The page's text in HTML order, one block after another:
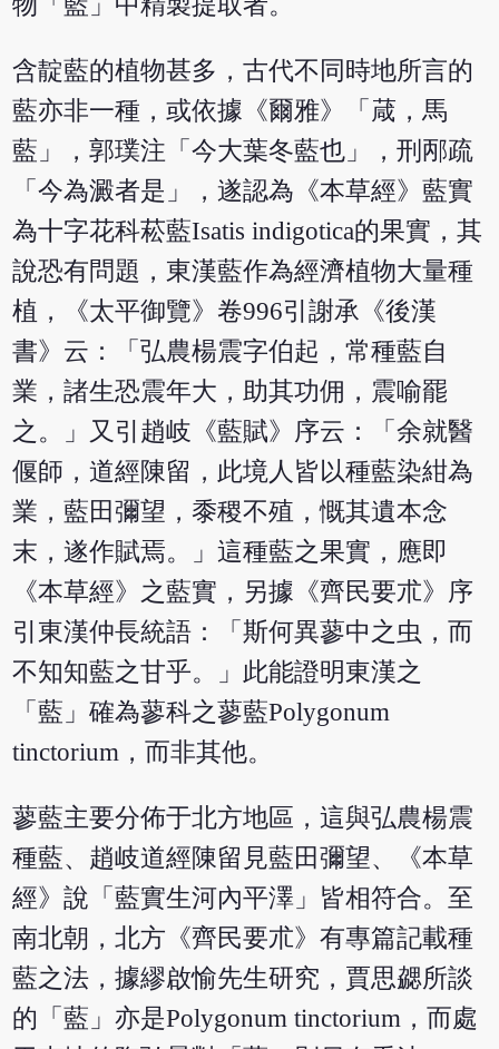
含靛藍的植物甚多，古代不同時地所言的
藍亦非一種，或依據《爾雅》「葴，馬
藍」，郭璞注「今大葉冬藍也」，刑邴疏
「今為澱者是」，遂認為《本草經》藍實
為十字花科菘藍Isatis indigotica的果實，其
說恐有問題，東漢藍作為經濟植物大量種
植，《太平御覽》卷996引謝承《後漢
書》云：「弘農楊震字伯起，常種藍自
業，諸生恐震年大，助其功佣，震喻罷
之。」又引趙岐《藍賦》序云：「余就醫
偃師，道經陳留，此境人皆以種藍染紺為
業，藍田彌望，黍稷不殖，慨其遺本念
末，遂作賦焉。」這種藍之果實，應即
《本草經》之藍實，另據《齊民要朮》序
引東漢仲長統語：「斯何異蓼中之虫，而
不知知藍之甘乎。」此能證明東漢之
「藍」確為蓼科之蓼藍Polygonum
tinctorium，而非其他。
蓼藍主要分佈于北方地區，這與弘農楊震
種藍、趙岐道經陳留見藍田彌望、《本草
經》說「藍實生河內平澤」皆相符合。至
南北朝，北方《齊民要朮》有專篇記載種
藍之法，據繆啟愉先生研究，賈思勰所談
的「藍」亦是Polygonum tinctorium，而處